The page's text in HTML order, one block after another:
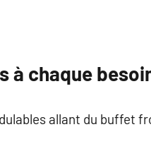
à chaque
allant du buffet